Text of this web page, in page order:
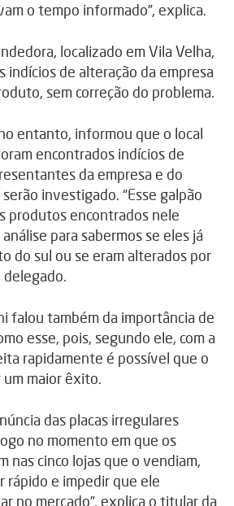
o tempo informado”, explica.
localizado em Vila Velha,
indícios de alteração da empresa
sem correção do problema.
entanto, informou que o local
encontrados indícios de
da empresa e do
investigado. “Esse galpão
produtos encontrados nele
para sabermos se eles já
do sul ou se eram alterados por
delegado.
falou também da importância de
esse, pois, segundo ele, com a
rapidamente é possível que o
maior êxito.
das placas irregulares
no momento em que os
nas cinco lojas que o vendiam,
rápido e impedir que ele
no mercado”, explica o titular da